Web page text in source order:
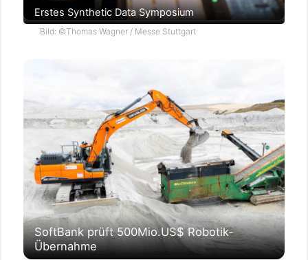
Erstes Synthetic Data Symposium
Bild: ©Thomas Wagner / Messe Stuttgart
SoftBank prüft 500Mio.US$ Robotik-
Übernahme